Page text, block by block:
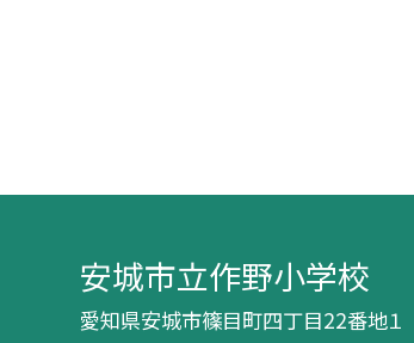
安城市立作野小学校
愛知県安城市篠目町四丁目22番地１